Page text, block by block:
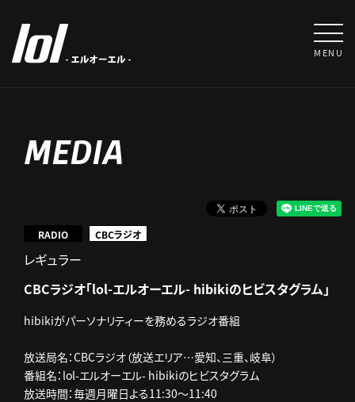
MENU
MEDIA
レギュラー
RADIO CBCラジオ
CBCラジオ「lol-エルオーエル- hibikiのヒビスタグラム」
hibikiがパーソナリティーを務めるラジオ番組
放送局名：CBCラジオ（放送エリア…愛知、三重、岐阜）
番組名：lol-エルオーエル- hibikiのヒビスタグラム
放送時間：毎週月曜日よる11:30～11:40